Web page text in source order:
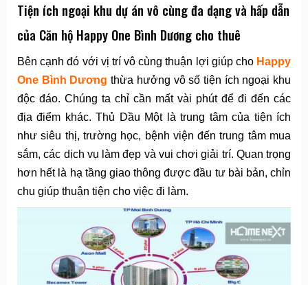
Tiện ích ngoại khu dự án vô cùng đa dạng và hấp dẫn
của Căn hộ Happy One Bình Dương cho thuê
Bên cạnh đó với vị trí vô cùng thuận lợi giúp cho Happy
One Bình Dương thừa hưởng vô số tiện ích ngoại khu
độc đáo. Chúng ta chỉ cần mất vài phút để đi đến các
địa điểm khác. Thủ Dầu Một là trung tâm của tiện ích
như siêu thị, trường học, bệnh viện đến trung tâm mua
sắm, các dịch vụ làm đẹp và vui chơi giải trí. Quan trọng
hơn hết là hạ tầng giao thông được đầu tư bài bản, chỉn
chu giúp thuận tiện cho việc đi làm.